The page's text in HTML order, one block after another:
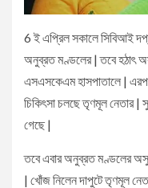
6 ই এপ্রিল সকালে সিবিআই
অনুব্রত মণ্ডলের | তবে হঠাৎ
এসএসকেএম হাসপাতালে | এরপর
চিকিৎসা চলছে তৃণমূল নেতার |
গেছে |
তবে এবার অনুব্রত মণ্ডলের
| খোঁজ নিলেন দাপুটে তৃণমূল